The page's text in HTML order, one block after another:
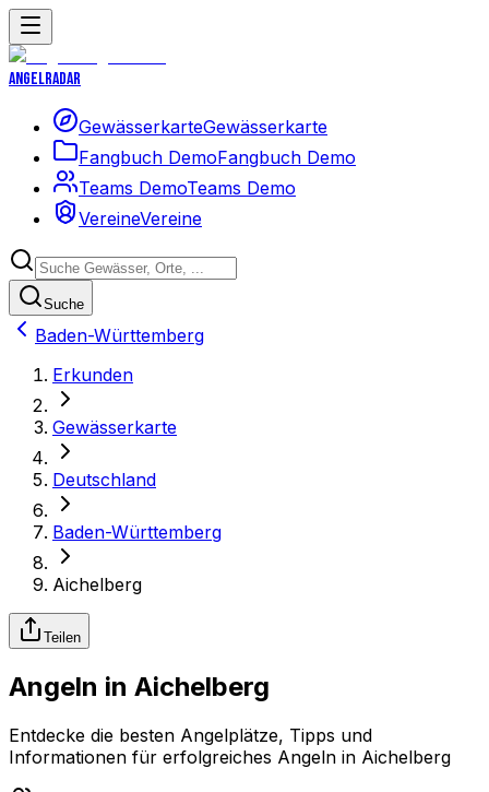
Angelradar
GewässerkarteGewässerkarte
Fangbuch DemoFangbuch Demo
Teams DemoTeams Demo
VereineVereine
Suche
Baden-Württemberg
Erkunden
Gewässerkarte
Deutschland
Baden-Württemberg
Aichelberg
Teilen
Angeln in Aichelberg
Entdecke die besten Angelplätze, Tipps und
Informationen für erfolgreiches Angeln in Aichelberg